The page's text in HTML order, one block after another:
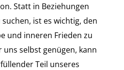
Statt in Beziehungen
ist es wichtig, den
und inneren Frieden zu
uns selbst genügen, kann
Teil unseres